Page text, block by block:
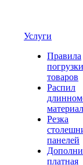
Услуги
Правила
погрузки
товаров
Распил
Резка
панелей
платная